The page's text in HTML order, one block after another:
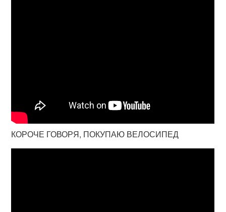
КОРОЧЕ ГОВОРЯ, ПОКУПАЮ ВЕЛОСИПЕД